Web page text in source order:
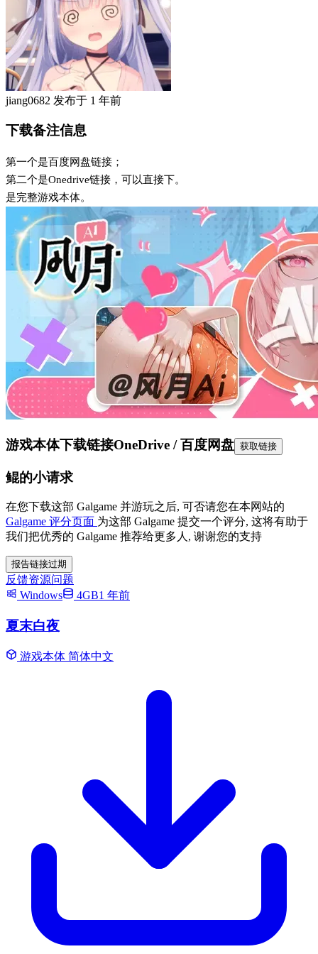
jiang0682 发布于 1 年前
下载备注信息
第一个是百度网盘链接；
第二个是Onedrive链接，可以直接下。
是完整游戏本体。
游戏本体下载链接OneDrive / 百度网盘 获取链接
鲲的小请求
在您下载这部 Galgame 并游玩之后, 可否请您在本网站的
Galgame 评分页面 为这部 Galgame 提交一个评分, 这将有助于
我们把优秀的 Galgame 推荐给更多人, 谢谢您的支持
报告链接过期
反馈资源问题
Windows
4GB1 年前
夏末白夜
游戏本体 简体中文